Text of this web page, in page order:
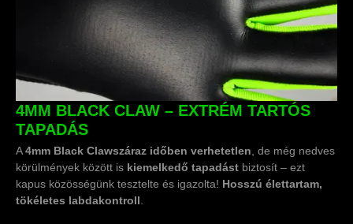
4MM BLACK CLAW – EXTRÉM TARTÓS
TAPADÁS
A4mm Black Clawszáraz időben verhetetlen, de még nedves
körülmények között is kiemelkedő tapadást biztosít – ezt
kapus közösségünk tesztelte és igazolta! Hosszú élettartam,
tökéletes labdakontroll.